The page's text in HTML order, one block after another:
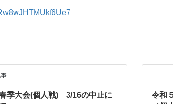
季大会(個人戦) 3/16の中止に
令和